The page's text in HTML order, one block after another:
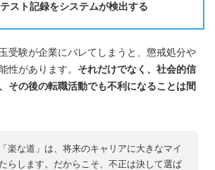
スト記録をシステムが検出する
受験が企業にバレてしまうと、懲戒処分や
性があります。 それだけでなく、社会的信
その後の転職活動でも不利になることは間
楽な道」は、将来のキャリアに大きなマイ
らします。だからこそ、不正は決して選ば